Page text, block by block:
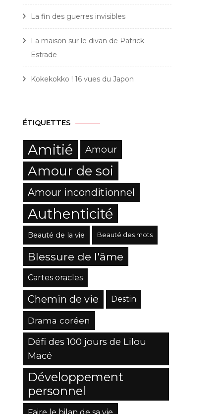
La fin des guerres invisibles
La maison sur le divan de Patrick
Estrade
Kokekokko ! 16 vues du Japon
ÉTIQUETTES
Amitié Amour
Amour de soi
Amour inconditionnel
Authenticité
Beauté de la vie Beauté des mots
Blessure de l'âme
Cartes oracles
Chemin de vie Destin
Drama coréen
Défi des 100 jours de Lilou
Macé
Développement
personnel